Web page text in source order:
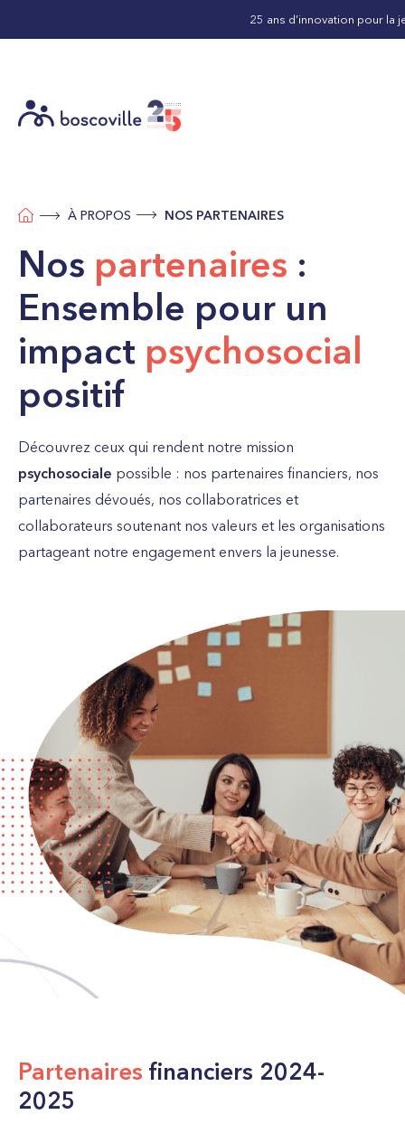
25 ans d’innovation pour la
À PROPOS NOS PARTENAIRES
Nos partenaires :
Ensemble pour un
impact psychosocial
positif
Découvrez ceux qui rendent notre mission
psychosociale possible : nos partenaires financiers, nos
partenaires dévoués, nos collaboratrices et
collaborateurs soutenant nos valeurs et les organisations
partageant notre engagement envers la jeunesse.
Partenaires financiers 2024-
2025